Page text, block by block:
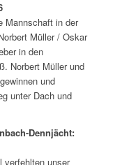
Mannschaft in der
Müller / Oskar
in den
Norbert Müller und
und
unter Dach und
Dennjächt:
verfehlten unser